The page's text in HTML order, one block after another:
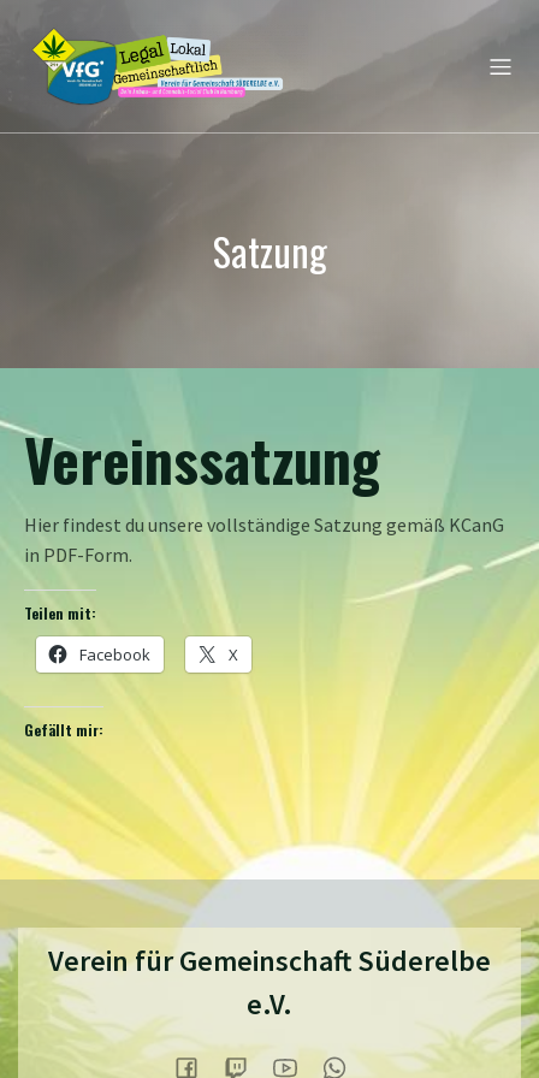
Satzung
Vereinssatzung
Hier findest du unsere vollständige Satzung gemäß KCanG
in PDF-Form.
Teilen mit:
Facebook X
Gefällt mir:
Verein für Gemeinschaft Süderelbe
e.V.